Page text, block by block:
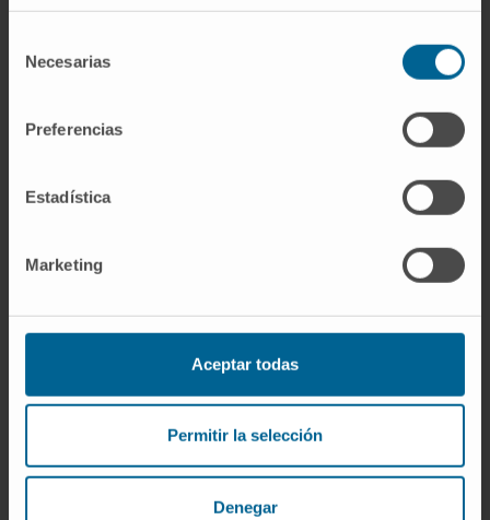
Necesarias
Preferencias
Estadística
Marketing
Aceptar todas
Permitir la selección
Denegar
sequencing of local and systemic therapy
CITA DEL ARTÍCULO
Clin Cancer Res. 2020
0432.CCR-20-0798. Epub 2020 Apr 30
Nuestros autores
Dr. Miguel Fernández de